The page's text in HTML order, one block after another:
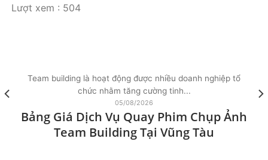
Lượt xem : 504
Bảng Giá Dịch Vụ Quay Phim Chụp Ảnh
Team Building Tại Vũng Tàu
05/08/2026
Team building là hoạt động được nhiều doanh nghiệp tổ
chức nhằm tăng cường tinh...